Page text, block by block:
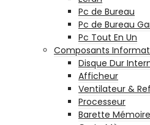
Pc de Bureau
Pc de Bureau
Pc Tout En Un
Composants
Disque Dur
Afficheur
Ventilateur &
Processeur
Barette Mémoire